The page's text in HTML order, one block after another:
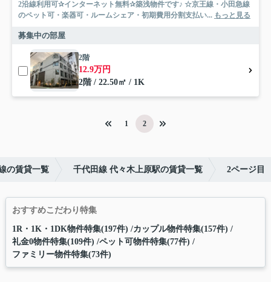
2沿線利用可✰インターネット無料✰築浅物件です♪ ☆京王線・小田急線
のペット可・楽器可・ルームシェア・初期費用分割支払い... もっと見る
募集中の部屋
2階
12.9万円
2階 / 22.50㎡ / 1K
1 2
の賃貸一覧 千代田線 代々木上原駅の賃貸一覧 2ページ目
おすすめこだわり特集
1R・1K・1DK物件特集(197件) カップル物件特集(157件)
礼金0物件特集(109件) ペット可物件特集(77件)
ファミリー物件特集(73件)